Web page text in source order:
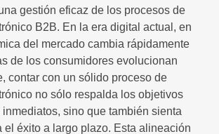
gestión eficaz de los procesos de
B2B. En la era digital actual, en
del mercado cambia rápidamente
de los consumidores evolucionan
contar con un sólido proceso de
no sólo respalda los objetivos
sino que también sienta
el éxito a largo plazo. Esta alineación